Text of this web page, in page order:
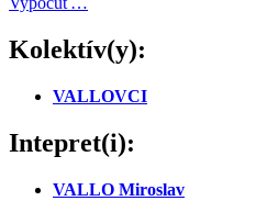
Kolektív(y):
VALLOVCI
Intepret(i):
VALLO Miroslav